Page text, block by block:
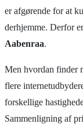
er afgørende for at
derhjemme. Derfor
Aabenraa.
Men hvordan finder
flere
forskellige
Sammenligning af